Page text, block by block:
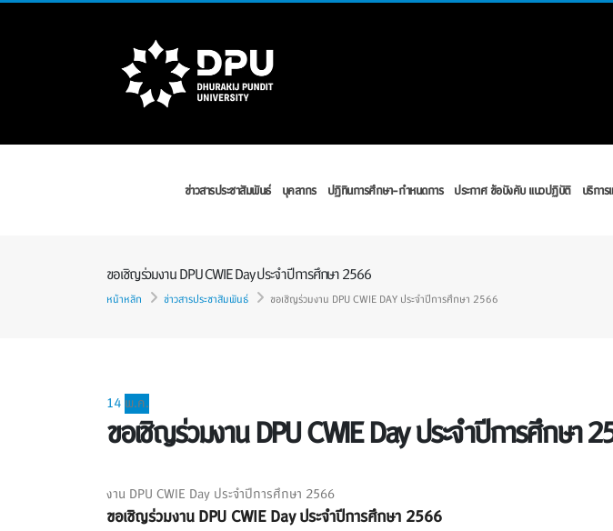
ข่าวสารประชาสัมพันธ์ บุคลากร ปฏิทินการศึกษา-กำหนดการ ประกาศ ข้อบังคับ แนวปฏิบัติ บริการ
ขอเชิญร่วมงาน DPU CWIE Day ประจำปีการศึกษา 2566
หน้าหลัก ข่าวสารประชาสัมพันธ์ ขอเชิญร่วมงาน DPU CWIE DAY ประจำปีการศึกษา 2566
14 พ.ค.
ขอเชิญร่วมงาน DPU CWIE Day ประจำปีการศึกษา
งาน DPU CWIE Day ประจำปีการศึกษา 2566
ขอเชิญร่วมงานDPU CWIE Day ประจำปีการศึกษา 2566